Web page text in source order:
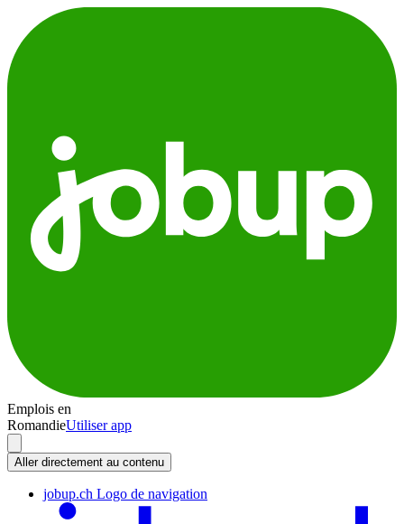
Emplois en
RomandieUtiliser app
Aller directement au contenu
jobup.ch Logo de navigation